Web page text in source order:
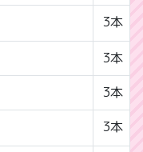
3本
3本
3本
3本